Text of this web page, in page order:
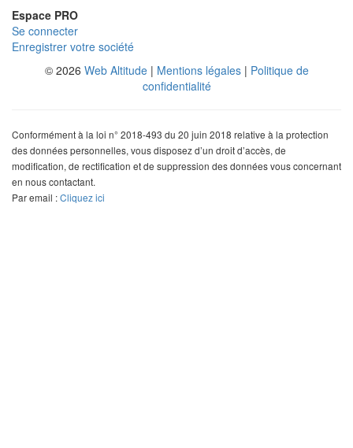
Espace PRO
Se connecter
Enregistrer votre société
© 2026 Web Altitude | Mentions légales | Politique de
confidentialité
Conformément à la loi n° 2018-493 du 20 juin 2018 relative à la protection
des données personnelles, vous disposez d’un droit d’accès, de
modification, de rectification et de suppression des données vous concernant
en nous contactant.
Par email :Cliquez ici